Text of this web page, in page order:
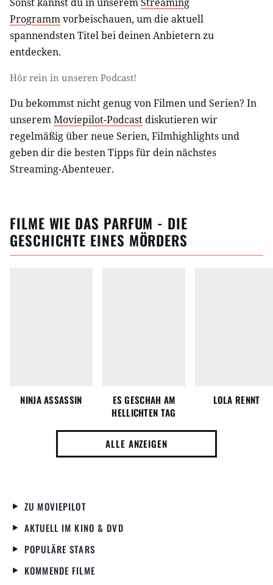
Programmvorbeischauen, um die aktuell
spannendsten Titel bei deinen Anbietern zu
entdecken.
Hör rein in unseren Podcast!
Du bekommst nicht genug von Filmen und Serien? In
unseremMoviepilot-Podcast diskutieren wir
regelmäßig über neue Serien, Filmhighlights und
geben dir die besten Tipps für dein nächstes
Streaming-Abenteuer.
FILME WIE DAS PARFUM - DIE
GESCHICHTE EINES MÖRDERS
NINJA ASSASSIN
ES GESCHAH AM
HELLICHTEN TAG
LOLA RENNT
ALLE ANZEIGEN
ZU MOVIEPILOT
AKTUELL IM KINO & DVD
POPULÄRE STARS
KOMMENDE FILME